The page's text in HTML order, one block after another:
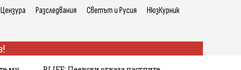
Разследвания Светът и Русия НюзКурник